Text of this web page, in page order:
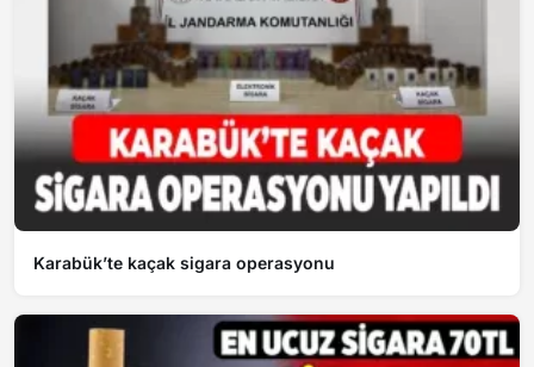
Karabük’te kaçak sigara operasyonu